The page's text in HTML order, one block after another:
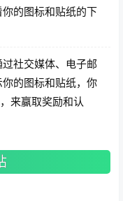
的图标和贴纸的下
社交媒体、电子邮
的图标和贴纸，你
来赢取奖励和认